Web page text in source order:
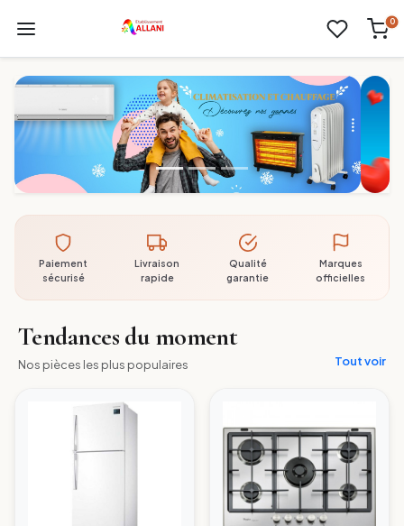
0
Paiement
sécurisé
Livraison
rapide
Qualité
garantie
Marques
officielles
Tendances du moment
Nos pièces les plus populaires Tout voir